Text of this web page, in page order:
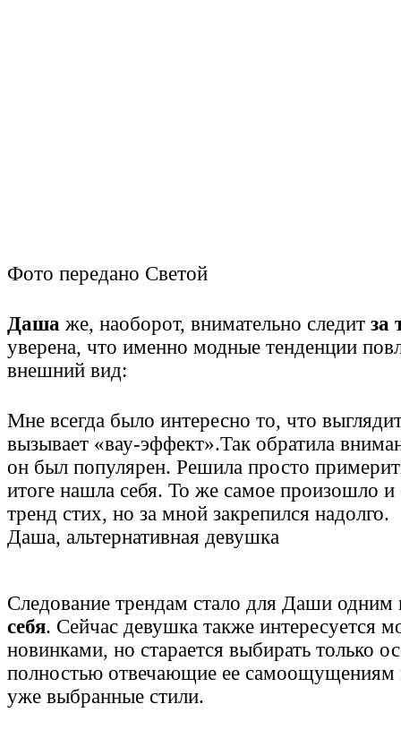
Фото передано Светой
Даша же, наоборот, внимательно следит за
уверена, что именно модные тенденции
внешний вид:
Мне всегда было интересно то, что
вызывает «вау-эффект».Так обратила
он был популярен. Решила просто
итоге нашла себя. То же самое произошло и
тренд стих, но за мной закрепился надолго.
Даша, альтернативная девушка
Следование трендам стало для Даши одним
себя. Сейчас девушка также интересуется
новинками, но старается выбирать только
полностью отвечающие ее самоощущениям
уже выбранные стили.